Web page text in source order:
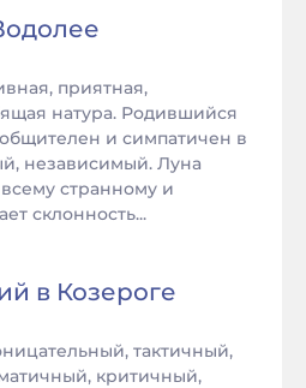
приятная,
натура. Родившийся
и симпатичен в
независимый. Луна
странному и
склонность...
в Козероге
тактичный,
критичный,